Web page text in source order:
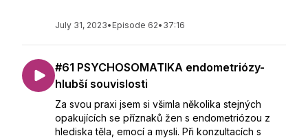
July 31, 2023• Episode 62• 37:16
#61 PSYCHOSOMATIKA endometriózy-
hlubší souvislosti
Za svou praxi jsem si všimla několika stejných
opakujících se příznaků žen s endometriózou z
hlediska těla, emocí a mysli. Při konzultacích s